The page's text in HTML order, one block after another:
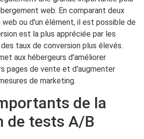
web. En comparant deux
web ou d'un élément, il est possible de
est la plus appréciée par les
taux de conversion plus élevés.
aux hébergeurs d'améliorer
pages de vente et d'augmenter
de marketing.
de la
de tests A/B